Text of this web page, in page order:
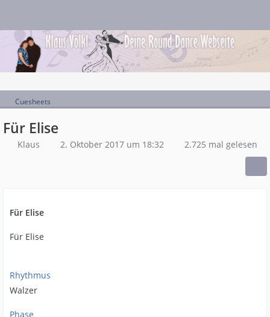
Cuesheets
Für Elise
Klaus 2. Oktober 2017 um 18:32 2.725 mal gelesen
Für Elise
Für Elise
Rhythmus
Walzer
Phase